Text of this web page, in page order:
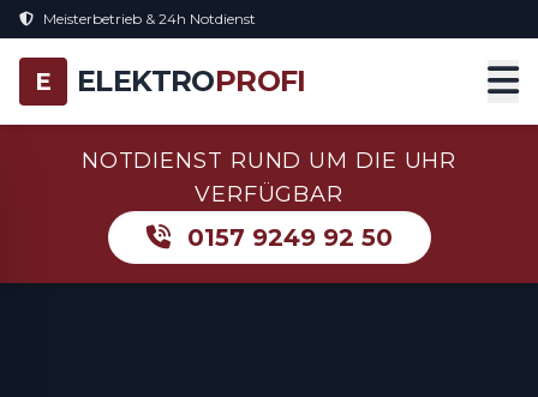
Meisterbetrieb & 24h Notdienst
E ELEKTROPROFI
NOTDIENST RUND UM DIE UHR
VERFÜGBAR
0157 9249 92 50